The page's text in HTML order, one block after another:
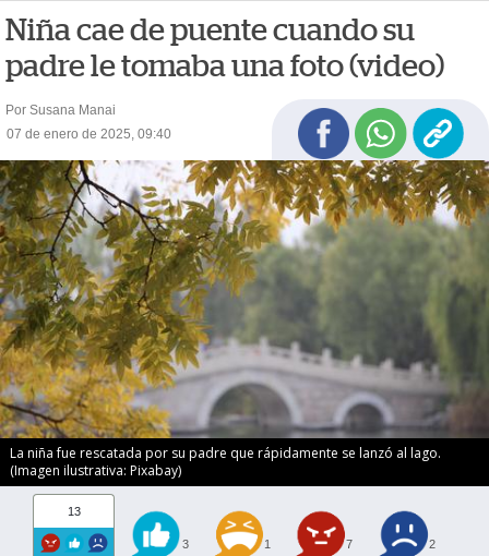
Niña cae de puente cuando su
padre le tomaba una foto (video)
Por Susana Manai
07 de enero de 2025, 09:40
La niña fue rescatada por su padre que rápidamente se lanzó al lago.
(Imagen ilustrativa: Pixabay)
13
3 1 7 2